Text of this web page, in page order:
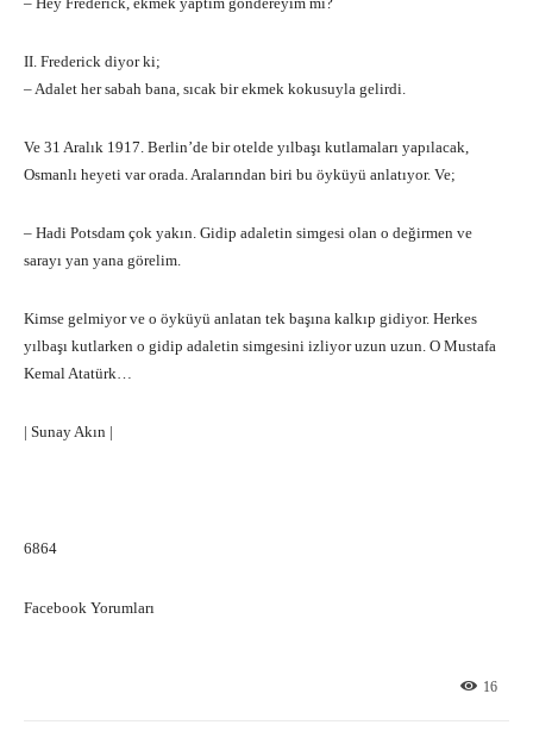
II. Frederick diyor ki;
– Adalet her sabah bana, sıcak bir ekmek kokusuyla gelirdi.
Ve 31 Aralık 1917. Berlin’de bir otelde yılbaşı kutlamaları yapılacak,
Osmanlı heyeti var orada. Aralarından biri bu öyküyü anlatıyor. Ve;
– Hadi Potsdam çok yakın. Gidip adaletin simgesi olan o değirmen ve
sarayı yan yana görelim.
Kimse gelmiyor ve o öyküyü anlatan tek başına kalkıp gidiyor. Herkes
yılbaşı kutlarken o gidip adaletin simgesini izliyor uzun uzun. O Mustafa
Kemal Atatürk…
| Sunay Akın |
6864
Facebook Yorumları
16